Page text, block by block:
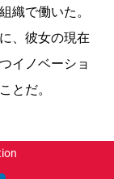
織で働いた。
、彼女の現在
イノベーショ
とだ。